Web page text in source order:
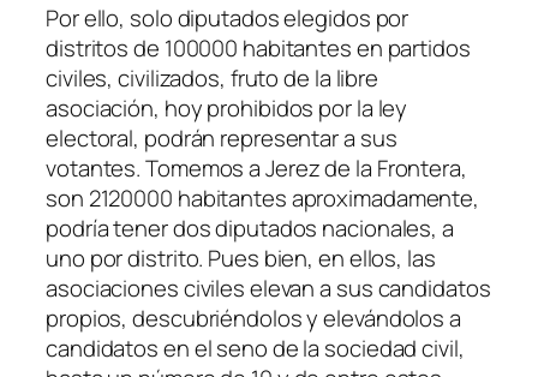
Por ello, solo diputados elegidos por
distritos de 100000 habitantes en partidos
civiles, civilizados, fruto de la libre
asociación, hoy prohibidos por la ley
electoral, podrán representar a sus
votantes. Tomemos a Jerez de la Frontera,
son 2120000 habitantes aproximadamente,
podría tener dos diputados nacionales, a
uno por distrito. Pues bien, en ellos, las
asociaciones civiles elevan a sus candidatos
propios, descubriéndolos y elevándolos a
candidatos en el seno de la sociedad civil,